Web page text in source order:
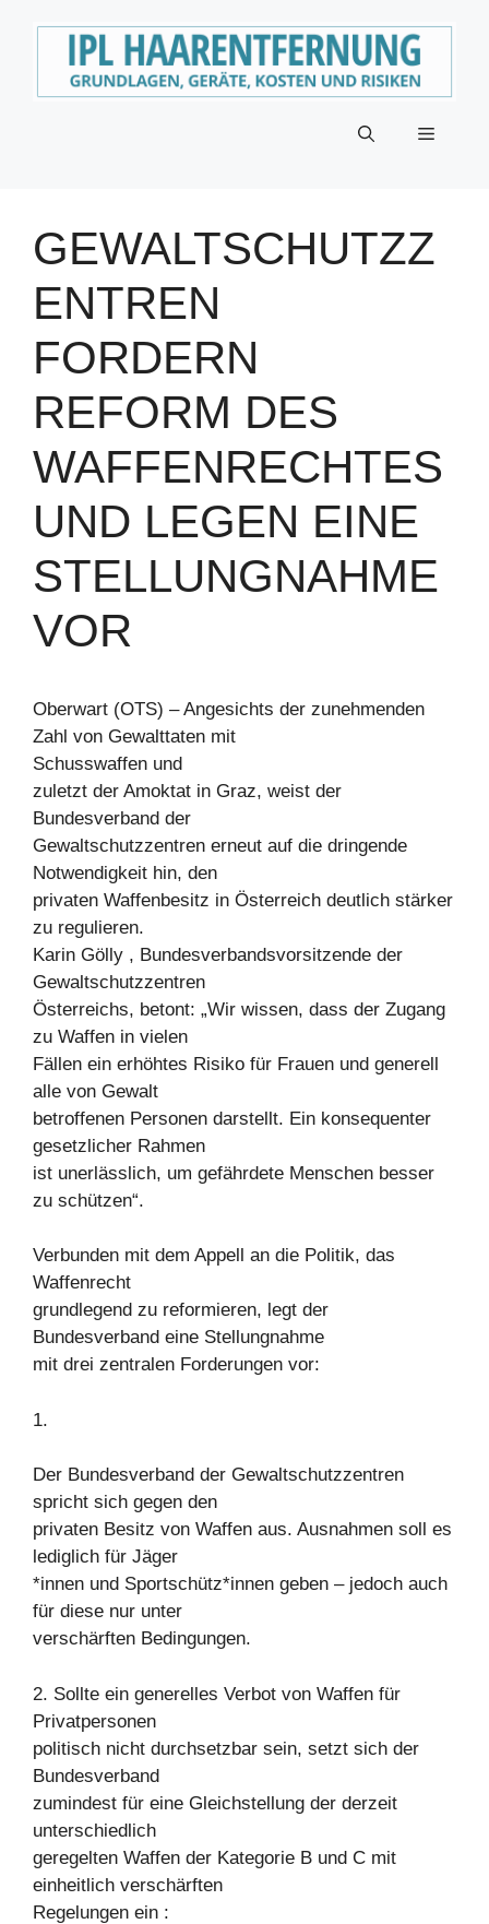
Menü
GEWALTSCHUTZZ
ENTREN
FORDERN
REFORM DES
WAFFENRECHTES
UND LEGEN EINE
STELLUNGNAHME
VOR
Oberwart (OTS) – Angesichts der zunehmenden
Zahl von Gewalttaten mit
Schusswaffen und
zuletzt der Amoktat in Graz, weist der
Bundesverband der
Gewaltschutzzentren erneut auf die dringende
Notwendigkeit hin, den
privaten Waffenbesitz in Österreich deutlich stärker
zu regulieren.
Karin Gölly , Bundesverbandsvorsitzende der
Gewaltschutzzentren
Österreichs, betont: „Wir wissen, dass der Zugang
zu Waffen in vielen
Fällen ein erhöhtes Risiko für Frauen und generell
alle von Gewalt
betroffenen Personen darstellt. Ein konsequenter
gesetzlicher Rahmen
ist unerlässlich, um gefährdete Menschen besser
zu schützen“.
Verbunden mit dem Appell an die Politik, das
Waffenrecht
grundlegend zu reformieren, legt der
Bundesverband eine Stellungnahme
mit drei zentralen Forderungen vor:
1.
Der Bundesverband der Gewaltschutzzentren
spricht sich gegen den
privaten Besitz von Waffen aus. Ausnahmen soll es
lediglich für Jäger
*innen und Sportschütz*innen geben – jedoch auch
für diese nur unter
verschärften Bedingungen.
2. Sollte ein generelles Verbot von Waffen für
Privatpersonen
politisch nicht durchsetzbar sein, setzt sich der
Bundesverband
zumindest für eine Gleichstellung der derzeit
unterschiedlich
geregelten Waffen der Kategorie B und C mit
einheitlich verschärften
Regelungen ein :